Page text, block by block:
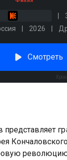
2026
Смотреть
революцию